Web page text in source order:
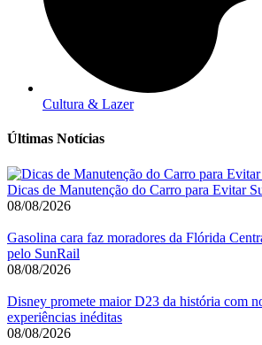
Cultura & Lazer
Últimas Notícias
Dicas de Manutenção do Carro para Evitar
08/08/2026
Gasolina cara faz moradores da Flórida
pelo SunRail
08/08/2026
Disney promete maior D23 da história com
experiências inéditas
08/08/2026